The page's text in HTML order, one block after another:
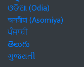
ଓଡିଆ (Odia)
অসমীয়া (Asomiya)
ਪੰਜਾਬੀ
తెలుగు
ગુજરાતી